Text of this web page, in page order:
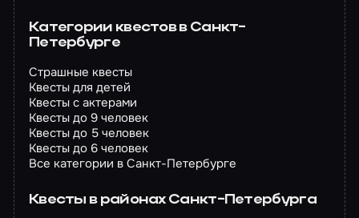
Категории квестов в Санкт-
Петербурге
Страшные квесты
Квесты для детей
Квесты с актерами
Квесты до 9 человек
Квесты до 5 человек
Квесты до 6 человек
Все категории в Санкт-Петербурге
Квесты в районах Санкт-Петербурга